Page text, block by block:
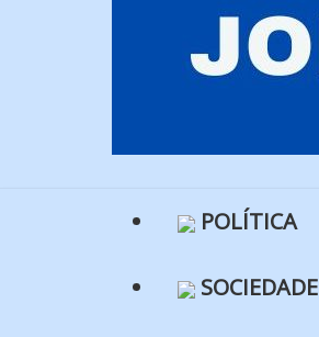
POLÍTICA
SOCIEDADE